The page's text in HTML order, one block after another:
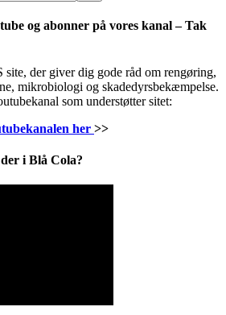
og abonner på vores kanal – Tak
der giver dig gode råd om rengøring,
mikrobiologi og skadedyrsbekæmpelse.
som understøtter sitet:
her >>
i Blå Cola?